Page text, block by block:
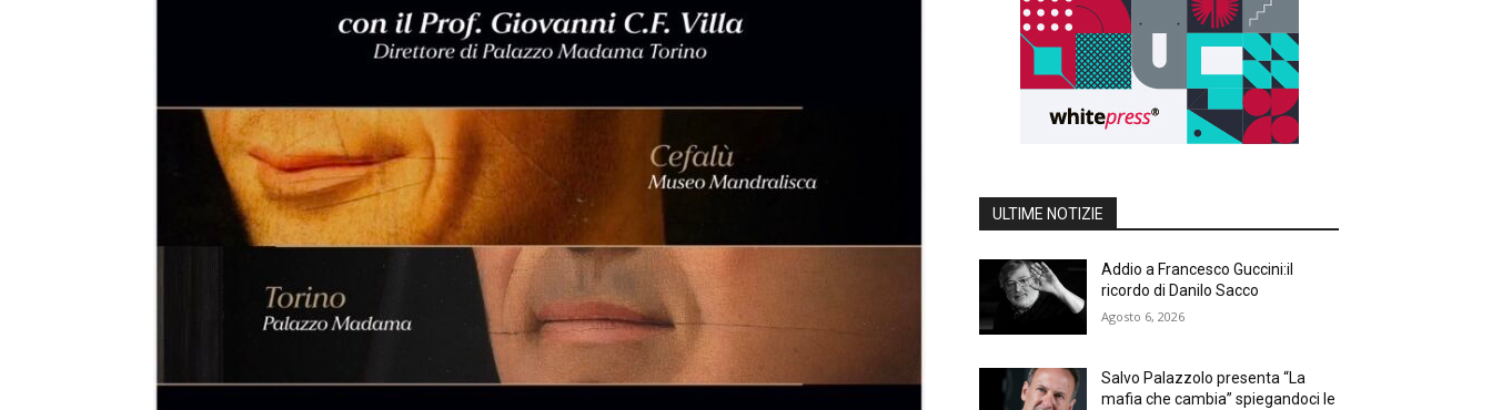
ULTIME NOTIZIE
Addio a Francesco Guccini:il
ricordo di Danilo Sacco
Agosto 6, 2026
Salvo Palazzolo presenta “La
mafia che cambia” spiegandoci le